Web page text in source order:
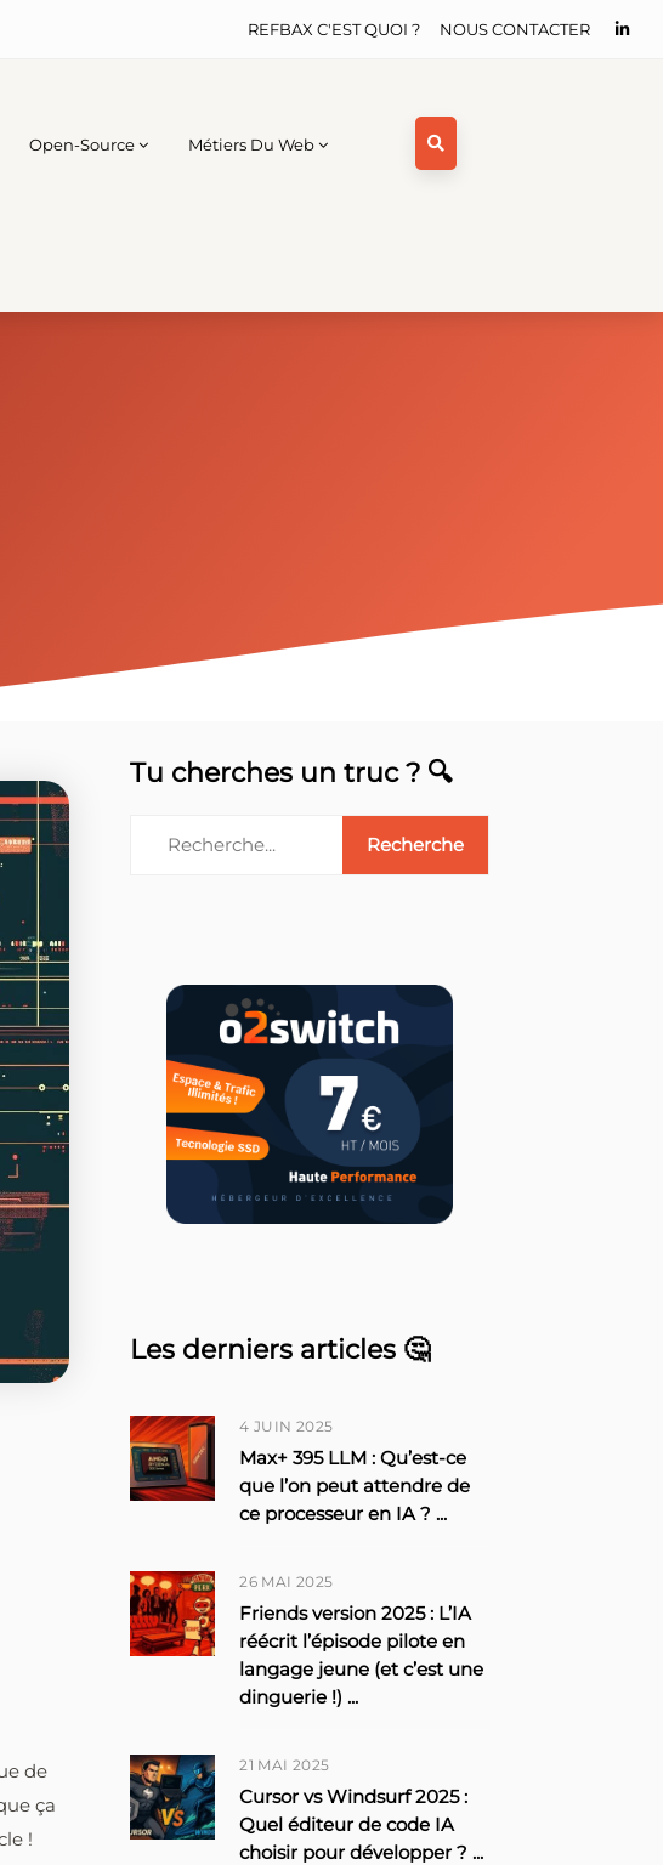
NOUS CONTACTER
REFBAX C'EST QUOI ?
Open-Source Métiers Du Web
de
ça
!
Tu cherches un truc ? 🔍
Les derniers articles 🤔
4 JUIN 2025
Max+ 395 LLM : Qu’est-ce
que l’on peut attendre de
ce processeur en IA ? ...
26 MAI 2025
Friends version 2025 : L’IA
réécrit l’épisode pilote en
langage jeune (et c’est une
dinguerie !) ...
21 MAI 2025
Cursor vs Windsurf 2025 :
Quel éditeur de code IA
choisir pour développer ? ...